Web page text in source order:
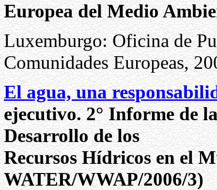
Europea del Medio
Luxemburgo: Oficina de
Comunidades Europeas,
El agua, una
ejecutivo. 2° Informe de
Desarrollo de los
Recursos Hídricos en el
WATER/WWAP/2006/3)